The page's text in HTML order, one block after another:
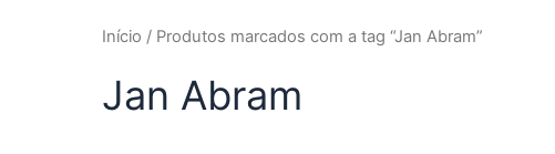
Início / Produtos marcados com a tag “Jan Abram”
Jan Abram